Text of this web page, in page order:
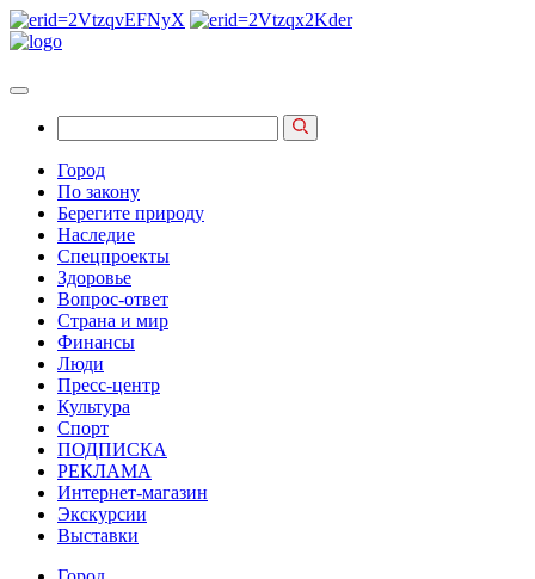
Город
По закону
Берегите природу
Наследие
Спецпроекты
Здоровье
Вопрос-ответ
Страна и мир
Финансы
Люди
Пресс-центр
Культура
Спорт
ПОДПИСКА
РЕКЛАМА
Интернет-магазин
Экскурсии
Выставки